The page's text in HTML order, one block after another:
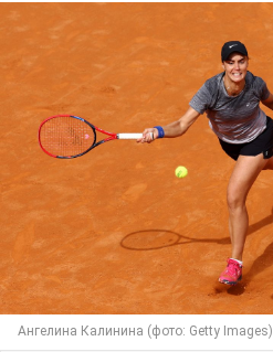
Ангелина Калинина (фото: Getty Images)